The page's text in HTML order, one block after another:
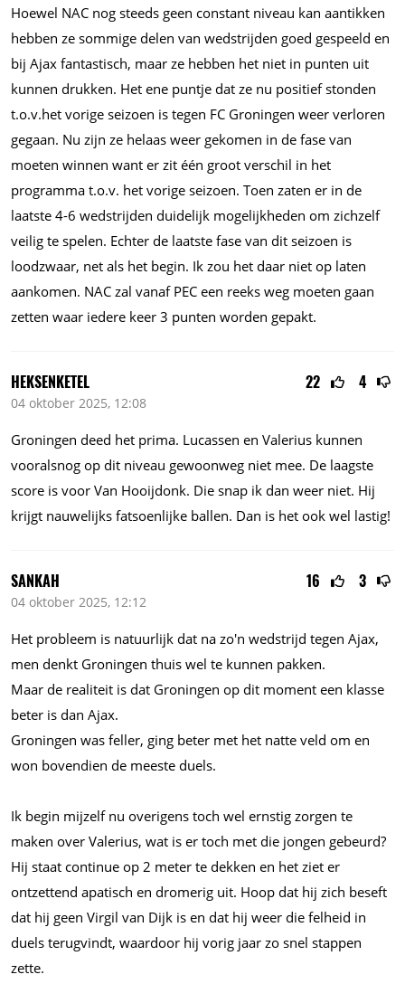
Hoewel NAC nog steeds geen constant niveau kan aantikken
hebben ze sommige delen van wedstrijden goed gespeeld en
bij Ajax fantastisch, maar ze hebben het niet in punten uit
kunnen drukken. Het ene puntje dat ze nu positief stonden
t.o.v.het vorige seizoen is tegen FC Groningen weer verloren
gegaan. Nu zijn ze helaas weer gekomen in de fase van
moeten winnen want er zit één groot verschil in het
programma t.o.v. het vorige seizoen. Toen zaten er in de
laatste 4-6 wedstrijden duidelijk mogelijkheden om zichzelf
veilig te spelen. Echter de laatste fase van dit seizoen is
loodzwaar, net als het begin. Ik zou het daar niet op laten
aankomen. NAC zal vanaf PEC een reeks weg moeten gaan
zetten waar iedere keer 3 punten worden gepakt.
22 4
HEKSENKETEL
04 oktober 2025, 12:08
Groningen deed het prima. Lucassen en Valerius kunnen
vooralsnog op dit niveau gewoonweg niet mee. De laagste
score is voor Van Hooijdonk. Die snap ik dan weer niet. Hij
krijgt nauwelijks fatsoenlijke ballen. Dan is het ook wel lastig!
16 3
SANKAH
04 oktober 2025, 12:12
Het probleem is natuurlijk dat na zo'n wedstrijd tegen Ajax,
men denkt Groningen thuis wel te kunnen pakken.
Maar de realiteit is dat Groningen op dit moment een klasse
beter is dan Ajax.
Groningen was feller, ging beter met het natte veld om en
won bovendien de meeste duels.
Ik begin mijzelf nu overigens toch wel ernstig zorgen te
maken over Valerius, wat is er toch met die jongen gebeurd?
Hij staat continue op 2 meter te dekken en het ziet er
ontzettend apatisch en dromerig uit. Hoop dat hij zich beseft
dat hij geen Virgil van Dijk is en dat hij weer die felheid in
duels terugvindt, waardoor hij vorig jaar zo snel stappen
zette.